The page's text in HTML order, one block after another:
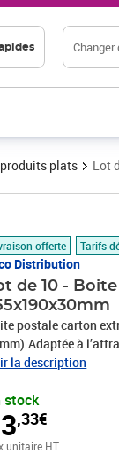
Changer
plats Lot
offerte Tarifs
Distribution
de 10 -
postale carton
à
pour gain de place
la description
stock
,33€
13,33€
unitaire HT